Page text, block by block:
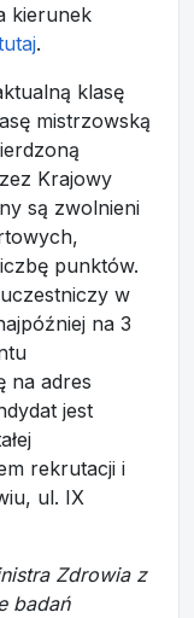
kierunek
.
klasę
mistrzowską
Krajowy
są zwolnieni
punktów.
w
na 3
na adres
jest
rekrutacji i
ul. IX
Zdrowia z
badań